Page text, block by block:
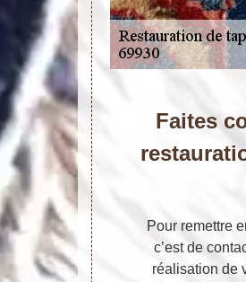
Faites
Pour remettre
c’est de
réalisation de